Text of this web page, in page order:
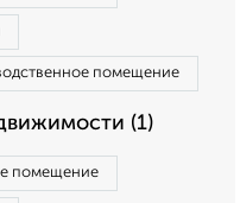
помещение
(1)
помещение